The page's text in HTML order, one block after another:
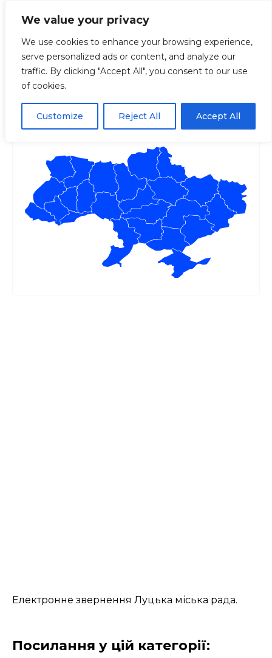
We value your privacy
We use cookies to enhance your browsing experience,
serve personalized ads or content, and analyze our
traffic. By clicking "Accept All", you consent to our use
of cookies.
Customize Reject All Accept All
Головна Регіони Волинська
Електронне звернення
Луцька міська рада
Електронне звернення Луцька міська рада.
Посилання у цій категорії: